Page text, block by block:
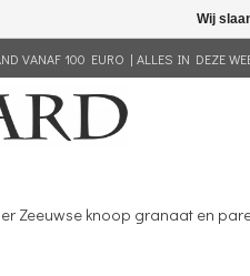
VANAF 100 EURO | ALLES IN DEZE
Zeeuwse knoop granaat en
Wij